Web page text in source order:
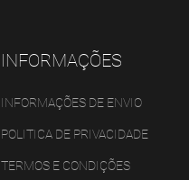
INFORMAÇÕES
INFORMAÇÕES DE ENVIO
POLITICA DE PRIVACIDADE
TERMOS E CONDIÇÕES